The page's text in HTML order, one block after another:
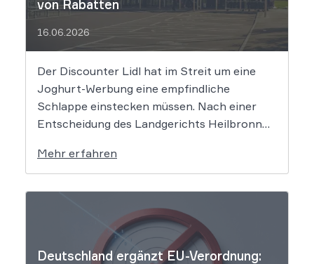
von Rabatten
16.06.2026
Der Discounter Lidl hat im Streit um eine
Joghurt-Werbung eine empfindliche
Schlappe einstecken müssen. Nach einer
Entscheidung des Landgerichts Heilbronn
wenn er Produkte als „Aktion“ mit massiven
Rabatten bewirbt, die Preise in Wahrheit
aber nie zuvor selbst verlangt hat. Das Urteil
setzt klare Grenzen […]
Mehr erfahren
Deutschland ergänzt EU-Verordnung: